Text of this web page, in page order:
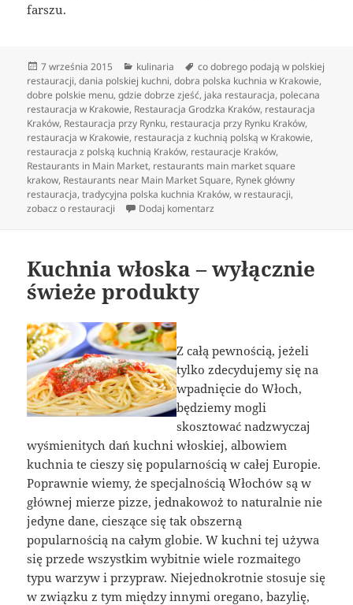
farszu.
Data
publikacji
7 września 2015 Kategorie
kulinaria Tagi
co dobrego podają w polskiej
restauracji,dania polskiej kuchni,dobra polska kuchnia w Krakowie,
dobre polskie menu,gdzie dobrze zjeść, jaka restauracja, polecana
restauracja w Krakowie, Restauracja Grodzka Kraków, restauracja
Kraków, Restauracja przy Rynku, restauracja przy Rynku Kraków,
restauracja w Krakowie, restauracja z kuchnią polską w Krakowie,
restauracja z polską kuchnią Kraków, restauracje Kraków,
Restaurants in Main Market, restaurants main market square
krakow, Restaurants near Main Market Square, Rynek główny
restauracja,tradycyjna polska kuchnia Kraków,w restauracji,
zobacz o restauracji
Dodaj komentarz
Kuchnia włoska – wyłącznie
świeże produkty
Z całą pewnością, jeżeli
tylko zdecydujemy się na
wpadnięcie do Włoch,
będziemy mogli
skosztować nadzwyczaj
wyśmienitych dań kuchni włoskiej, albowiem
kuchnia te cieszy się popularnością w całej Europie.
Poprawnie wiemy, że specjalnością Włochów są w
głównej mierze pizze, jednakowoż to naturalnie nie
jedyne dane, cieszące się tak obszerną
popularnością na całym globie. W kuchni tej używa
się przede wszystkim wybitnie wiele rozmaitego
typu warzyw i przypraw. Niejednokrotnie stosuje się
w związku z tym między innymi oregano, bazylię,